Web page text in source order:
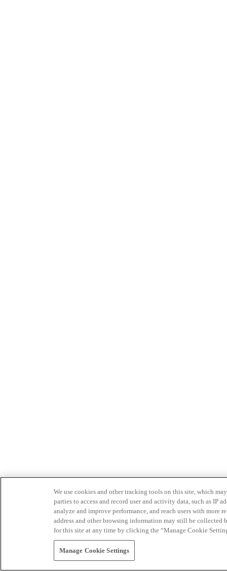
We use cookies and other tracking tools on this site, which
parties to access and record user and activity data, such as IP
analyze and improve performance, and reach users with
address and other browsing information may still be collected
for this site at any time by clicking the “Manage Cookie
Manage Cookie Settings